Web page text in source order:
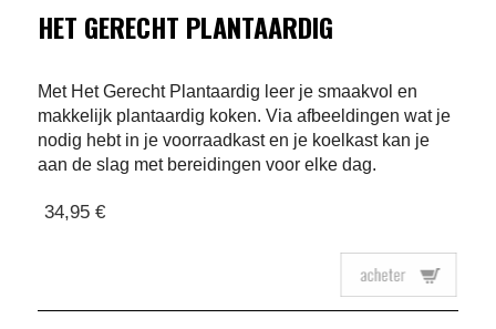
HET GERECHT PLANTAARDIG
Met Het Gerecht Plantaardig leer je smaakvol en
makkelijk plantaardig koken. Via afbeeldingen wat je
nodig hebt in je voorraadkast en je koelkast kan je
aan de slag met bereidingen voor elke dag.
34,95 €